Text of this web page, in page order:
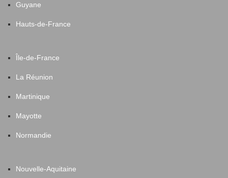
Guyane
Hauts-de-France
Île-de-France
La Réunion
Martinique
Mayotte
Normandie
Nouvelle-Aquitaine